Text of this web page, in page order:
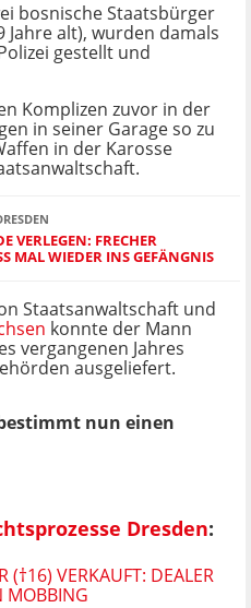
bosnische Staatsbürger
alt), wurden damals
gestellt und
Komplizen zuvor in der
in seiner Garage so zu
in der Karosse
VERLEGEN: FRECHER
MAL WIEDER INS GEFÄNGNIS
Staatsanwaltschaft und
konnte der Mann
vergangenen Jahres
ausgeliefert.
nun einen
Dresden:
(†16) VERKAUFT: DEALER
MOBBING